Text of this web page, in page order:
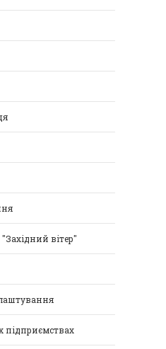
вітер"
підприємствах